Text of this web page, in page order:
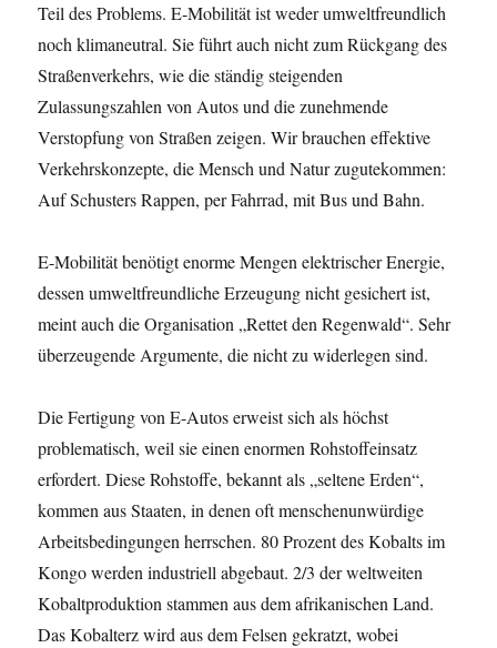
Teil des Problems. E-Mobilität ist weder umweltfreundlich
noch klimaneutral. Sie führt auch nicht zum Rückgang des
Straßenverkehrs, wie die ständig steigenden
Zulassungszahlen von Autos und die zunehmende
Verstopfung von Straßen zeigen. Wir brauchen effektive
Verkehrskonzepte, die Mensch und Natur zugutekommen:
Auf Schusters Rappen, per Fahrrad, mit Bus und Bahn.
E-Mobilität benötigt enorme Mengen elektrischer Energie,
dessen umweltfreundliche Erzeugung nicht gesichert ist,
meint auch die Organisation „Rettet den Regenwald“. Sehr
überzeugende Argumente, die nicht zu widerlegen sind.
Die Fertigung von E-Autos erweist sich als höchst
problematisch, weil sie einen enormen Rohstoffeinsatz
erfordert. Diese Rohstoffe, bekannt als „seltene Erden“,
kommen aus Staaten, in denen oft menschenunwürdige
Arbeitsbedingungen herrschen. 80 Prozent des Kobalts im
Kongo werden industriell abgebaut. 2/3 der weltweiten
Kobaltproduktion stammen aus dem afrikanischen Land.
Das Kobalterz wird aus dem Felsen gekratzt, wobei